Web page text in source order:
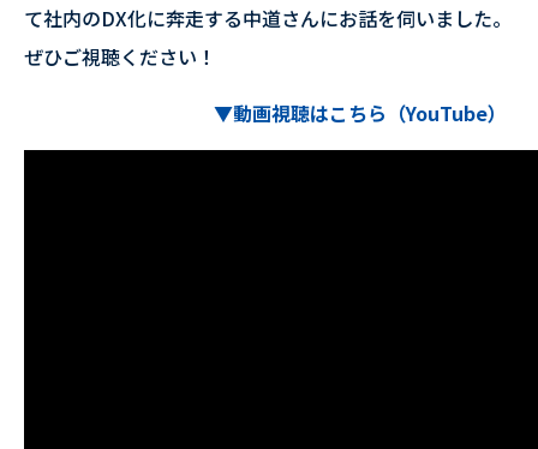
て社内のDX化に奔走する中道さんにお話を伺いました。
ぜひご視聴ください！
▼動画視聴はこちら（YouTube）